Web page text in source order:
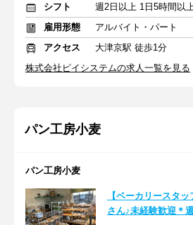
シフト
雇用形態
アルバイト・パート
アクセス
大津京駅 徒歩1分
株式会社ピイシステムの求人一覧を見る
パン工房小麦
パン工房小麦
【ベーカリースタ
さん♪未経験歓迎＊